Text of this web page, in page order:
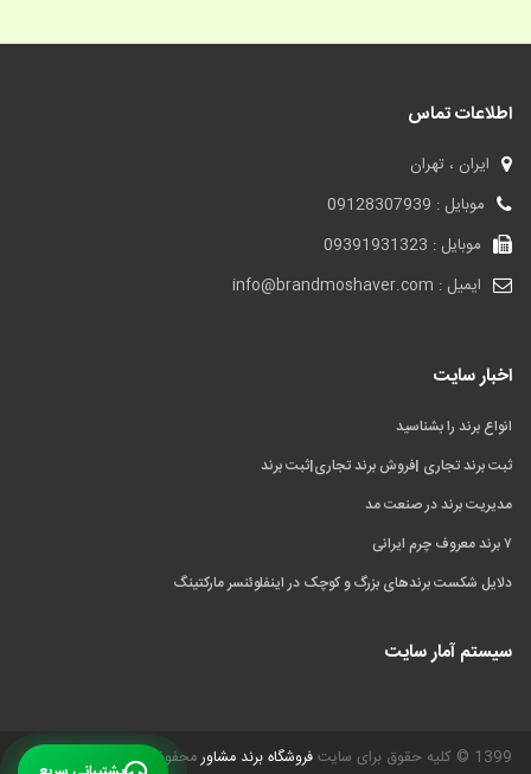
اطلاعات تماس
ایران ، تهران
موبایل : 09128307939
موبایل : 09391931323
ایمیل : info@brandmoshaver.com
اخبار سایت
انواع برند را بشناسید
ثبت برند تجاری |فروش برند تجاری|ثبت برند
مدیریت برند در صنعت مد
۷ برند معروف چرم ایرانی
دلایل شکست برندهای بزرگ و کوچک در اینفلوئنسر مارکتینگ
سیستم آمار سایت
1399 © کلیه حقوق برای سایت فروشگاه برند مشاورمحفوظ است.